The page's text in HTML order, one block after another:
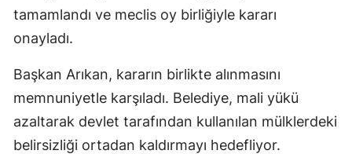
tamamlandı ve meclis oy birliğiyle kararı
onayladı.
Başkan Arıkan, kararın birlikte alınmasını
memnuniyetle karşıladı. Belediye, mali yükü
azaltarak devlet tarafından kullanılan mülklerdeki
belirsizliği ortadan kaldırmayı hedefliyor.